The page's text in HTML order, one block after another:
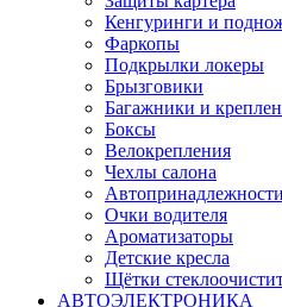
Кенгуринги и
Фаркопы
Подкрылки локеры
Брызговики
Багажники и
Боксы
Велокрепления
Чехлы салона
Автопринадлежности
Очки водителя
Ароматизаторы
Детские кресла
Щётки
АВТОЭЛЕКТРОНИКА